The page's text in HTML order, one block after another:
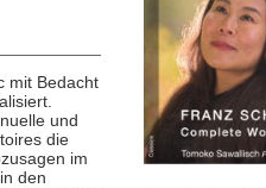
mit Bedacht
und
die
im
den